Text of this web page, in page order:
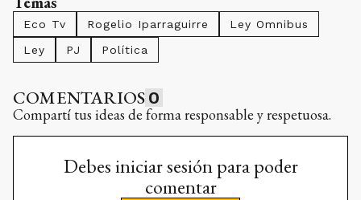
Eco Tv Rogelio Iparraguirre
Ley Omnibus
Ley
PJ Política
COMENTARIOS 0
Compartí tus ideas de forma responsable y respetuosa.
Debes iniciar sesión para poder
comentar